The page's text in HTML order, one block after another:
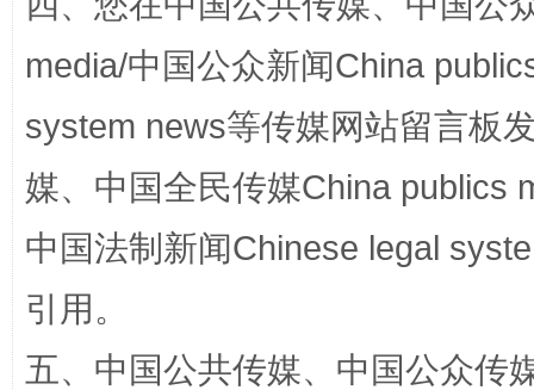
media/中国公众新闻China
system news等传媒网站留言板
媒、中国全民传媒China publics
中国法制新闻Chinese legal
引用。
五、中国公共传媒、中国公众传